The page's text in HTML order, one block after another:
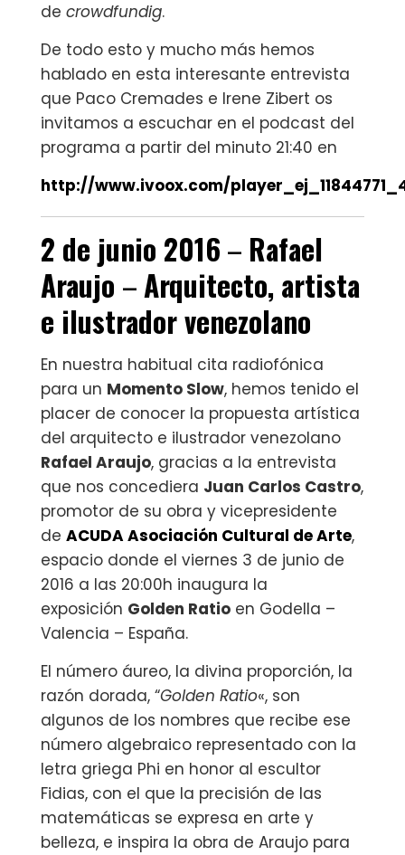
de crowdfundig.
De todo esto y mucho más hemos
hablado en esta interesante entrevista
que ‪Paco Cremades‬ e ‪‎Irene Zibert‬ os
invitamos a escuchar en el podcast del
programa a partir del minuto 21:40 en
http://www.ivoox.com/
2 de junio 2016– Rafael
Araujo –Arquitecto, artista
e ilustrador venezolano
En nuestra habitual cita radiofónica
para un Momento Slow, hemos tenido el
placer de conocer la propuesta artística
del arquitecto e ilustrador venezolano
Rafael Araujo, gracias a la entrevista
que nos concediera Juan Carlos Castro,
promotor de su obra y vicepresidente
de ACUDA Asociación Cultural de Arte,
espacio donde el viernes 3 de junio de
2016 a las 20:00h inaugura la
exposición Golden Ratio en Godella –
Valencia – España.
El número áureo, la divina proporción, la
razón dorada, “Golden Ratio«, son
algunos de los nombres que recibe ese
número algebraico representado con la
letra griega Phi en honor al escultor
Fidias, con el que la precisión de las
matemáticas se expresa en arte y
belleza, e inspira la obra de Araujo para